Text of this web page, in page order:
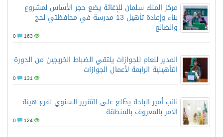
مركز الملك سلمان للإغاثة يضع حجر الأساس لمشروع
بناء وإعادة تأهيل 13 مدرسة في محافظتي لحج
والضالع
163
المدير للعام للجوازات يلتقي الضباط الخريجين من الدورة
التأهيلية الرابعة لأعمال الجوازات
131
نائب أمير الباحة يطّلع على التقرير السنوي لفرع هيئة
الأمر بالمعروف بالمنطقة
124